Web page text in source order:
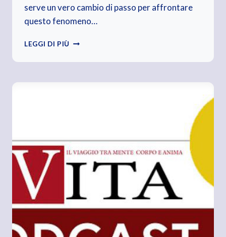
serve un vero cambio di passo per affrontare
questo fenomeno…
LEGGI DI PIÙ VIOLENZA
GENERE.
LE